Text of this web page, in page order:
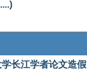
长江学者论文造假